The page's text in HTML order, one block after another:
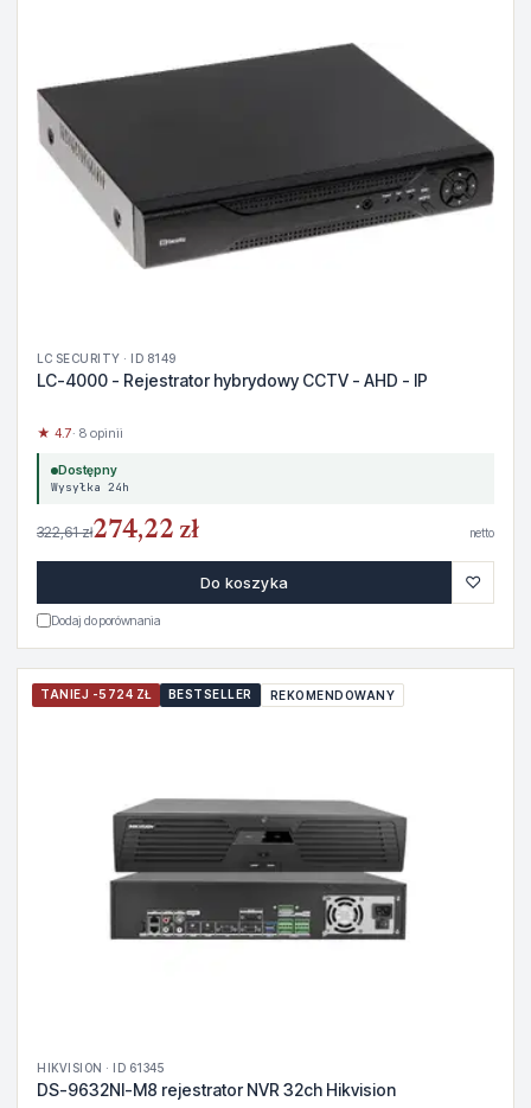
LC SECURITY · ID 8149
LC-4000 - Rejestrator hybrydowy CCTV - AHD - IP
★ 4.7· 8 opinii
Dostępny
Wysyłka 24h
322,61 zł274,22 zł netto
Do koszyka ♡
Dodaj do porównania
TANIEJ -5724 ZŁ BESTSELLER REKOMENDOWANY
HIKVISION · ID 61345
DS-9632NI-M8 rejestrator NVR 32ch Hikvision